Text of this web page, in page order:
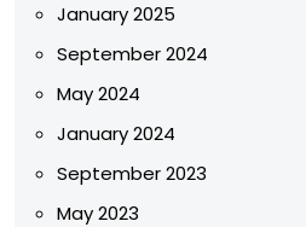
January 2025
September 2024
May 2024
January 2024
September 2023
May 2023